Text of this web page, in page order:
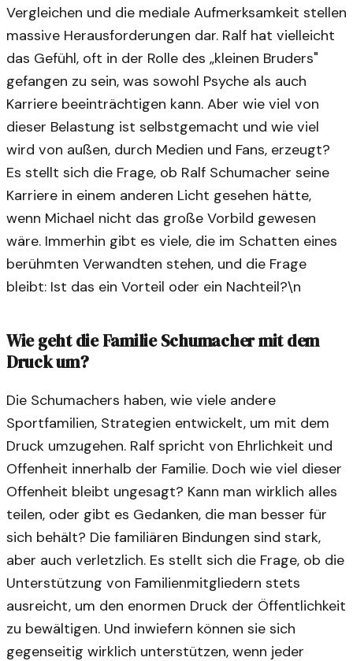
Vergleichen und die mediale Aufmerksamkeit stellen
massive Herausforderungen dar. Ralf hat vielleicht
das Gefühl, oft in der Rolle des „kleinen Bruders"
gefangen zu sein, was sowohl Psyche als auch
Karriere beeinträchtigen kann. Aber wie viel von
dieser Belastung ist selbstgemacht und wie viel
wird von außen, durch Medien und Fans, erzeugt?
Es stellt sich die Frage, ob Ralf Schumacher seine
Karriere in einem anderen Licht gesehen hätte,
wenn Michael nicht das große Vorbild gewesen
wäre. Immerhin gibt es viele, die im Schatten eines
berühmten Verwandten stehen, und die Frage
bleibt: Ist das ein Vorteil oder ein Nachteil?\n
Wie geht die Familie Schumacher mit dem
Druck um?
Die Schumachers haben, wie viele andere
Sportfamilien, Strategien entwickelt, um mit dem
Druck umzugehen. Ralf spricht von Ehrlichkeit und
Offenheit innerhalb der Familie. Doch wie viel dieser
Offenheit bleibt ungesagt? Kann man wirklich alles
teilen, oder gibt es Gedanken, die man besser für
sich behält? Die familiären Bindungen sind stark,
aber auch verletzlich. Es stellt sich die Frage, ob die
Unterstützung von Familienmitgliedern stets
ausreicht, um den enormen Druck der Öffentlichkeit
zu bewältigen. Und inwiefern können sie sich
gegenseitig wirklich unterstützen, wenn jeder